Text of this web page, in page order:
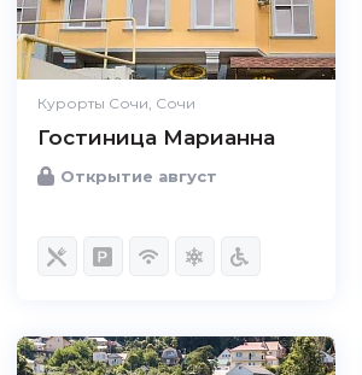
Курорты Сочи, Сочи
Гостиница Марианна
Открытие август